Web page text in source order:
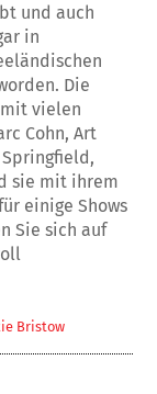
und auch
in
Die
vielen
Cohn, Art
Springfield,
sie mit ihrem
einige Shows
Sie sich auf
Bristow